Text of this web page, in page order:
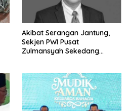
Akibat Serangan Jantung,
Sekjen PWI Pusat
Zulmansyah Sekedang